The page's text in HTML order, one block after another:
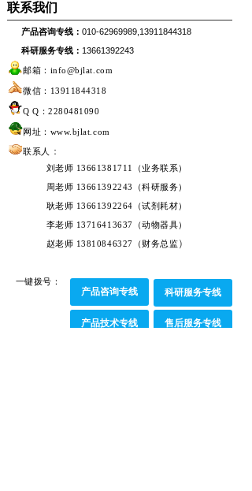
售后服务专线
产品咨询专线 科研服务专线
产品技术专线
联系我们
产品咨询专线： 010-62969989,13911844318
科研服务专线： 13661392243
邮箱：info@bjlat.com
微信：13911844318
Q Q：2280481090
网址：www.bjlat.com
联系人 ：
刘老师 13661381711（业务联系）
周老师 13661392243（科研服务）
耿老师 13661392264（试剂耗材）
李老师 13716413637（动物器具）
赵老师 13810846327（财务总监）
一键拨号：